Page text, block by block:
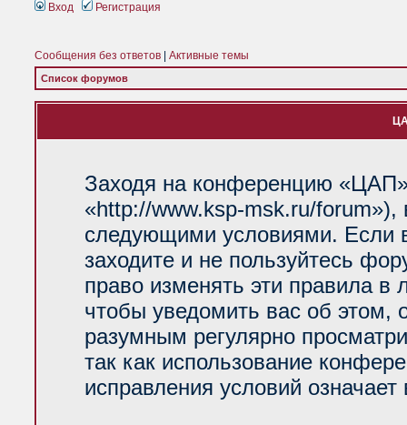
Вход Регистрация
Сообщения без ответов Активные темы
Список форумов
Заходя на конференцию
«http://www.ksp-msk.ru/forum»),
следующими условиями. Если
заходите и не пользуйтесь
право изменять эти правила
чтобы уведомить вас об
разумным регулярно
так как использование
исправления условий